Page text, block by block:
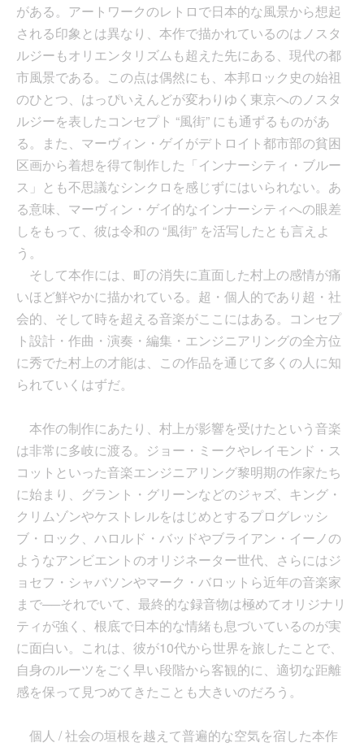
がある。アートワークのレトロで日本的な風景から想起
される印象とは異なり、本作で描かれているのはノスタ
ルジーもオリエンタリズムも超えた先にある、現代の都
市風景である。この点は偶然にも、本邦ロック史の始祖
のひとつ、はっぴいえんどが変わりゆく東京へのノスタ
ルジーを表したコンセプト “風街” にも通ずるものがあ
る。また、マーヴィン・ゲイがデトロイト都市部の貧困
区画から着想を得て制作した「インナーシティ・ブルー
ス」とも不思議なシンクロを感じずにはいられない。あ
る意味、マーヴィン・ゲイ的なインナーシティへの眼差
しをもって、彼は令和の “風街” を活写したとも言えよ
う。
そして本作には、町の消失に直面した村上の感情が痛
いほど鮮やかに描かれている。超・個人的であり超・社
会的、そして時を超える音楽がここにはある。コンセプ
ト設計・作曲・演奏・編集・エンジニアリングの全方位
に秀でた村上の才能は、この作品を通じて多くの人に知
られていくはずだ。
本作の制作にあたり、村上が影響を受けたという音楽
は非常に多岐に渡る。ジョー・ミークやレイモンド・ス
コットといった音楽エンジニアリング黎明期の作家たち
に始まり、グラント・グリーンなどのジャズ、キング・
クリムゾンやケストレルをはじめとするプログレッシ
ブ・ロック、ハロルド・バッドやブライアン・イーノの
ようなアンビエントのオリジネーター世代、さらにはジ
ョセフ・シャバソンやマーク・バロットら近年の音楽家
まで──それでいて、最終的な録音物は極めてオリジナリ
ティが強く、根底で日本的な情緒も息づいているのが実
に面白い。これは、彼が10代から世界を旅したことで、
自身のルーツをごく早い段階から客観的に、適切な距離
感を保って見つめてきたことも大きいのだろう。
個人 / 社会の垣根を越えて普遍的な空気を宿した本作